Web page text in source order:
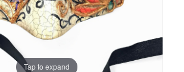
Tap to expand